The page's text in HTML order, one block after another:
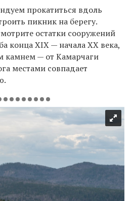
прокатиться вдоль
пикник на берегу.
остатки сооружений
конца XIX — начала XX века,
камнем — от Камарчаги
местами совпадает